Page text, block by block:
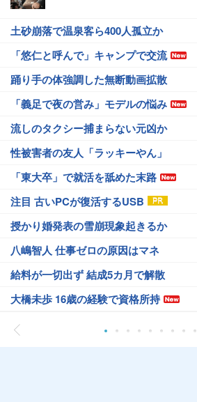
土砂崩落で温泉客ら400人孤立か
「悠仁と呼んで」キャンプで交流
踊り手の体強調した無断動画拡散
「義足で夜の営み」モデルの悩み
流しのタクシー捕まらない元凶か
性被害者の友人「ラッキーやん」
「東大卒」で就活を舐めた末路
注目 古いPCが復活するUSB
授かり婚発表の雪崩現象起きるか
八嶋智人 仕事ゼロの原因はマネ
給料が一切出ず 結成5カ月で解散
大橋未歩 16歳の経験で資格所持